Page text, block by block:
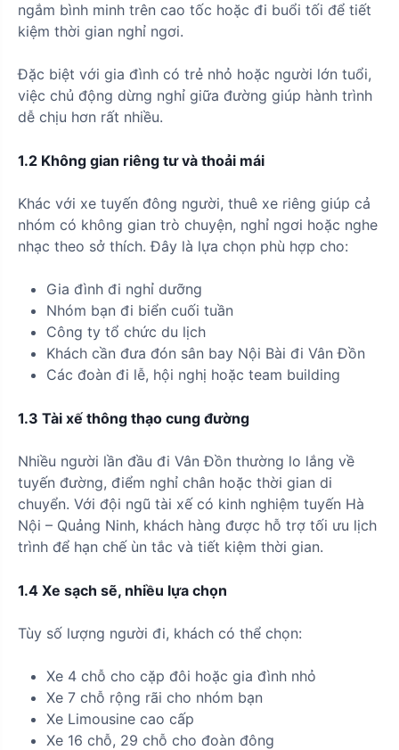
ngắm bình minh trên cao tốc hoặc đi buổi tối để tiết
kiệm thời gian nghỉ ngơi.
Đặc biệt với gia đình có trẻ nhỏ hoặc người lớn tuổi,
việc chủ động dừng nghỉ giữa đường giúp hành trình
dễ chịu hơn rất nhiều.
1.2 Không gian riêng tư và thoải mái
Khác với xe tuyến đông người, thuê xe riêng giúp cả
nhóm có không gian trò chuyện, nghỉ ngơi hoặc nghe
nhạc theo sở thích. Đây là lựa chọn phù hợp cho:
Gia đình đi nghỉ dưỡng
Nhóm bạn đi biển cuối tuần
Công ty tổ chức du lịch
Khách cần đưa đón sân bay Nội Bài đi Vân Đồn
Các đoàn đi lễ, hội nghị hoặc team building
1.3 Tài xế thông thạo cung đường
Nhiều người lần đầu đi Vân Đồn thường lo lắng về
tuyến đường, điểm nghỉ chân hoặc thời gian di
chuyển. Với đội ngũ tài xế có kinh nghiệm tuyến Hà
Nội – Quảng Ninh, khách hàng được hỗ trợ tối ưu lịch
trình để hạn chế ùn tắc và tiết kiệm thời gian.
1.4 Xe sạch sẽ, nhiều lựa chọn
Tùy số lượng người đi, khách có thể chọn:
Xe 4 chỗ cho cặp đôi hoặc gia đình nhỏ
Xe 7 chỗ rộng rãi cho nhóm bạn
Xe Limousine cao cấp
Xe 16 chỗ, 29 chỗ cho đoàn đông